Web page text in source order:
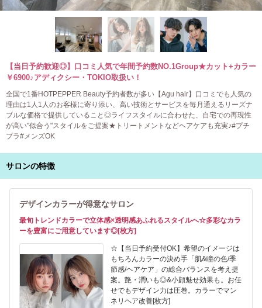
【当日予約歓迎◎】口コミ人気で年間予約数NO.1Group★カット+カラー
￥6900♪アディクシー・TOKIO取扱い！
全国で1番HOTPEPPER Beauty予約者数が多い【Agu hair】口コミでも人気の
理由は1人1人のお客様に寄り添い、高い技術とサービスを毎月通えるリーズナ
ブルな価格で提供していること◎ライフスタイルに合わせた、自宅での再現性
が高い"似合う"スタイルをご提案★トリートメントなどヘアケアも充実♪#プチ
プラ#メンズOK
サロンの特徴
デザインカラーが得意なサロン
最旬トレンドカラーで立体感×透明感あふれるスタイルへ☆多彩なカラ
ーを豊富にご用意しています◎[枚方]
☆【当日予約受付OK】希望のイメージは
もちろんカラーの決め手「肌&瞳の色/季
節感/ヘアケア」の総合バランスを考え提
案。艶・潤いも◎&小顔魅せ効果も。お任
せでもデザイン力は圧巻。カラーでマン
ネリヘア改善[枚方]